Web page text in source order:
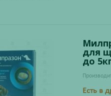
для
до
Есть в